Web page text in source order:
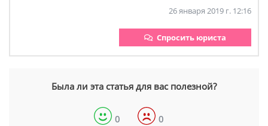
26 января 2019 г. 12:16
Спросить юриста
Была ли эта статья для вас полезной?
0 0